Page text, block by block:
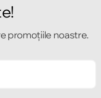
promoțiile noastre.